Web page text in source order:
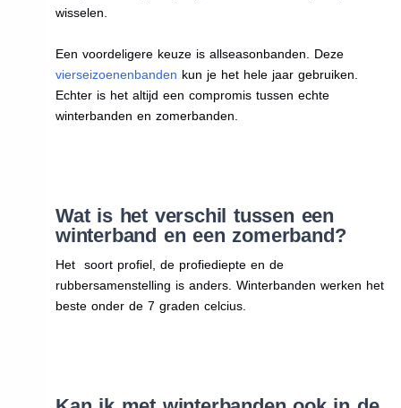
wisselen.
Een voordeligere keuze is allseasonbanden. Deze
vierseizoenenbanden kun je het hele jaar gebruiken.
Echter is het altijd een compromis tussen echte
winterbanden en zomerbanden.
Wat is het verschil tussen een
winterband en een zomerband?
Het soort profiel, de profiediepte en de
rubbersamenstelling is anders. Winterbanden werken het
beste onder de 7 graden celcius.